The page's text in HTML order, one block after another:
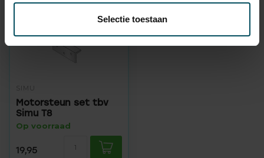
Selectie toestaan
SIMU
Motorsteun set tbv
Simu T8
Op voorraad
19,95